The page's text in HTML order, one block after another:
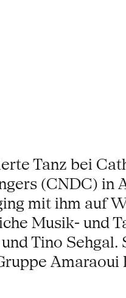
Tanz bei
(CNDC) in
mit ihm auf
Musik- und
Tino
Amaraoui